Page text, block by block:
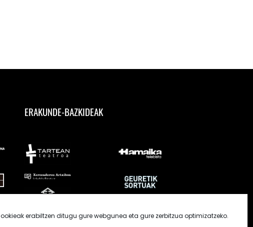
erabiltzen ditugu gure webgunea eta gure zerbitzua optimizatzeko.
ERAKUNDE-BAZKIDEAK